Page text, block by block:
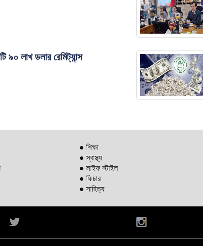
লাখ ডলার রেমিট্যান্স
● শিক্ষা
● স্বাস্থ্য
● লাইফ স্টাইল
● ফিচার
● সাহিত্য